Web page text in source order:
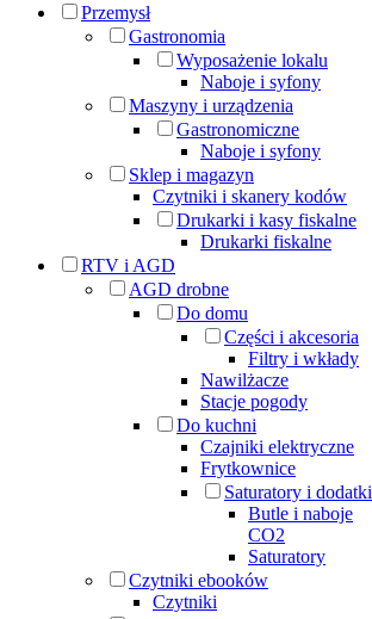
Przemysł
Gastronomia
Wyposażenie lokalu
Naboje i syfony
Maszyny i urządzenia
Gastronomiczne
Naboje i syfony
Sklep i magazyn
Czytniki i skanery kodów
Drukarki i kasy fiskalne
Drukarki fiskalne
RTV i AGD
AGD drobne
Do domu
Części i akcesoria
Filtry i wkłady
Nawilżacze
Stacje pogody
Do kuchni
Czajniki elektryczne
Frytkownice
Saturatory i dodatki
Butle i naboje
CO2
Saturatory
Czytniki ebooków
Czytniki